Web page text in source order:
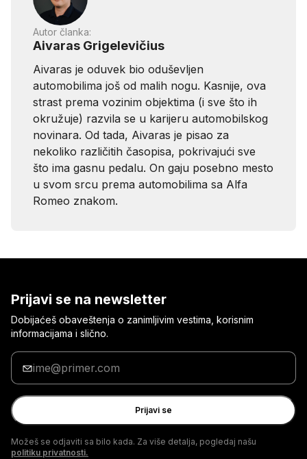
Autor članka:
Aivaras Grigelevičius
Aivaras je oduvek bio oduševljen
automobilima još od malih nogu. Kasnije, ova
strast prema vozinim objektima (i sve što ih
okružuje) razvila se u karijeru automobilskog
novinara. Od tada, Aivaras je pisao za
nekoliko različitih časopisa, pokrivajući sve
što ima gasnu pedalu. On gaju posebno mesto
u svom srcu prema automobilima sa Alfa
Romeo znakom.
Prijavi se na newsletter
Dobijaćeš obaveštenja o zanimljivim vestima, korisnim
informacijama i slično.
Unesi
svoju
e-
adresu
Prijavi se
Možeš se odjaviti sa bilo kada. Za više detalja, pogledaj našu
politiku privatnosti.